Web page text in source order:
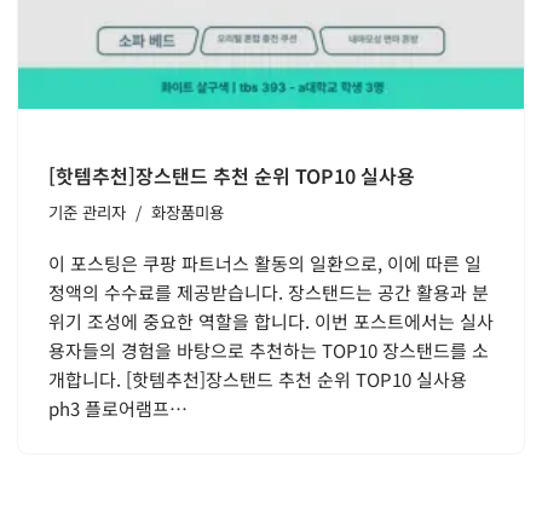
[핫템추천]장스탠드 추천 순위 TOP10 실사용
기준 관리자 화장품미용
이 포스팅은 쿠팡 파트너스 활동의 일환으로, 이에 따른 일
정액의 수수료를 제공받습니다. 장스탠드는 공간 활용과 분
위기 조성에 중요한 역할을 합니다. 이번 포스트에서는 실사
용자들의 경험을 바탕으로 추천하는 TOP10 장스탠드를 소
개합니다. [핫템추천]장스탠드 추천 순위 TOP10 실사용
ph3 플로어램프…